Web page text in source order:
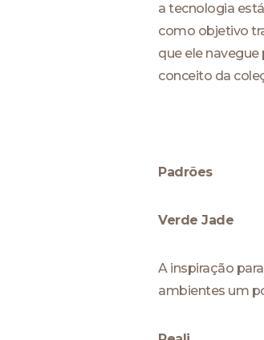
a tecnologia
como objetivo
que ele
conceito da
Padrões
Verde Jade
A inspiração
ambientes um